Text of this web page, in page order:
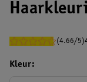
(4.66/5)
Kleur